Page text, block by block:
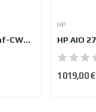
HP AIO 24-cr0089nf-CW3L7EA ABF
HP
1 019,00 €